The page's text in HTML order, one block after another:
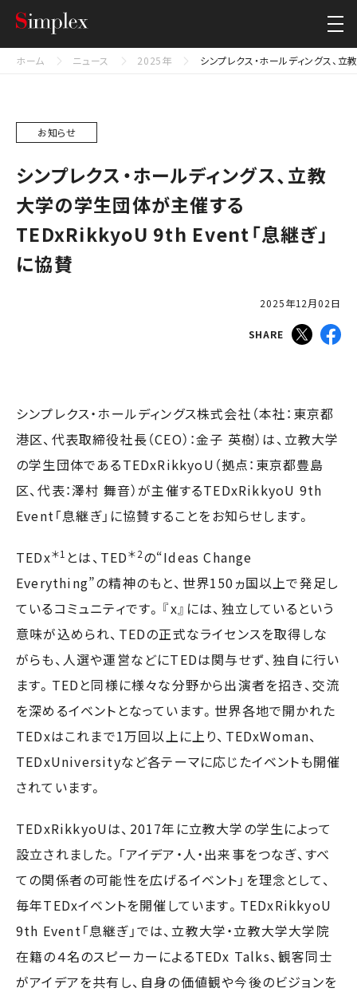
シンプレクス・ホールディングス株式会社
ホーム ニュース 2025年 シンプレクス・ホールディングス
お知らせ
シンプレクス・ホールディングス、立教
大学の学生団体が主催する
TEDxRikkyoU 9th Event「息継ぎ」
に協賛
2025年12月02日
SHARE
シンプレクス・ホールディングス株式会社（本社：東京都
港区、代表取締役社長（CEO）：金子 英樹）は、立教大学
の学生団体であるTEDxRikkyoU（拠点：東京都豊島
区、代表：澤村 舞音）が主催するTEDxRikkyoU 9th
Event「息継ぎ」に協賛することをお知らせします。
TEDx＊1 とは、TED＊2の“Ideas Change
Everything”の精神のもと、世界150ヵ国以上で発足し
ているコミュニティです。『x』には、独立しているという
意味が込められ、TEDの正式なライセンスを取得しな
がらも、人選や運営などにTEDは関与せず、独自に行い
ます。TEDと同様に様々な分野から出演者を招き、交流
を深めるイベントとなっています。世界各地で開かれた
TEDxはこれまで1万回以上に上り、TEDxWoman、
TEDxUniversityなど各テーマに応じたイベントも開催
されています。
TEDxRikkyoUは、2017年に立教大学の学生によって
設立されました。「アイデア・人・出来事をつなぎ、すべ
ての関係者の可能性を広げるイベント」を理念として、
毎年TEDxイベントを開催しています。TEDxRikkyoU
9th Event「息継ぎ」では、立教大学・立教大学大学院
在籍の４名のスピーカーによるTEDx Talks、観客同士
がアイデアを共有し、自身の価値観や今後のビジョンを